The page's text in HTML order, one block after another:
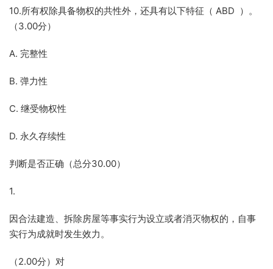
10.所有权除具备物权的共性外，还具有以下特征（ ABD ）。
（3.00分）
A. 完整性
B. 弹力性
C. 继受物权性
D. 永久存续性
判断是否正确（总分30.00）
1.
因合法建造、拆除房屋等事实行为设立或者消灭物权的，自事
实行为成就时发生效力。
（2.00分）对